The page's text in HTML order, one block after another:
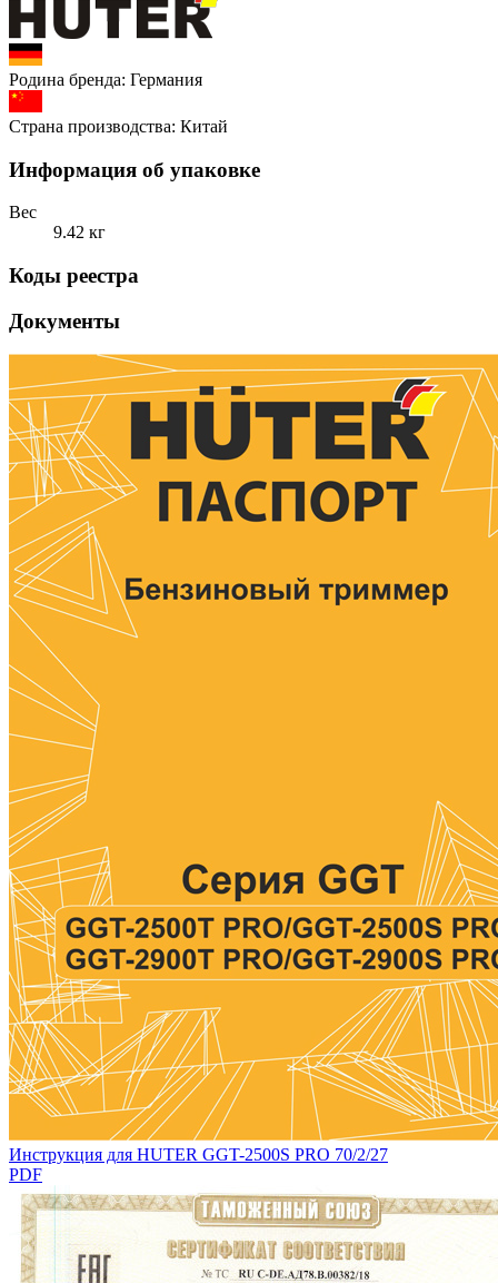
Родина бренда: Германия
Страна производства: Китай
Информация об упаковке
Вес
9.42 кг
Коды реестра
Документы
Инструкция для HUTER GGT-2500S PRO 70/2/27
PDF